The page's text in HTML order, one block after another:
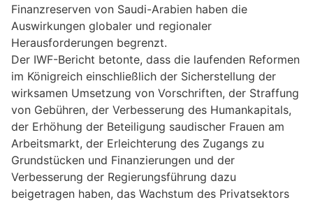
Finanzreserven von Saudi-Arabien haben die
Auswirkungen globaler und regionaler
Herausforderungen begrenzt.
Der IWF-Bericht betonte, dass die laufenden Reformen
im Königreich einschließlich der Sicherstellung der
wirksamen Umsetzung von Vorschriften, der Straffung
von Gebühren, der Verbesserung des Humankapitals,
der Erhöhung der Beteiligung saudischer Frauen am
Arbeitsmarkt, der Erleichterung des Zugangs zu
Grundstücken und Finanzierungen und der
Verbesserung der Regierungsführung dazu
beigetragen haben, das Wachstum des Privatsektors